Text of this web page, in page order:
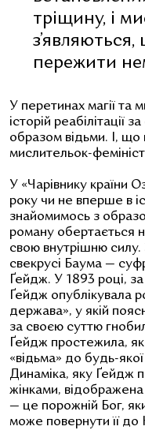
тріщину, і
пережити
У перетинах магії та
історій реабілітації
образом відьми. І,
мислительок-
У «Чарівнику країни
року чи не вперше в
знайомимось з
роману обертається
свою внутрішню
свекрусі Баума —
Ґейдж. У 1893 році,
Ґейдж опублікувала
держава», у якій
за своєю суттю
Ґейдж простежила,
«відьма» до будь-
Динаміка, яку Ґейдж
жінками,
— це порожній Бог,
може повернути її